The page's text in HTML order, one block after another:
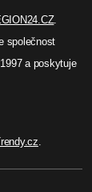
.
společnost
a poskytuje
.